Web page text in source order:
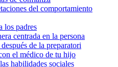
del comportamiento
los padres
centrada en la persona
de la preparatori
el médico de tu hijo
habilidades sociales